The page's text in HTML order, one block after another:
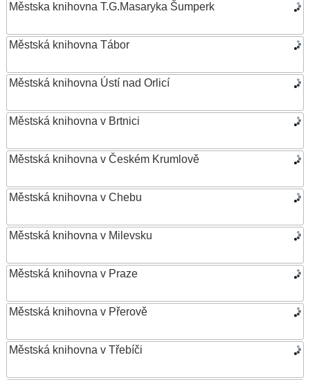
Městska knihovna T.G.Masaryka Šumperk
Městská knihovna Tábor
Městská knihovna Ústí nad Orlicí
Městská knihovna v Brtnici
Městská knihovna v Českém Krumlově
Městská knihovna v Chebu
Městská knihovna v Milevsku
Městská knihovna v Praze
Městská knihovna v Přerově
Městská knihovna v Třebíči